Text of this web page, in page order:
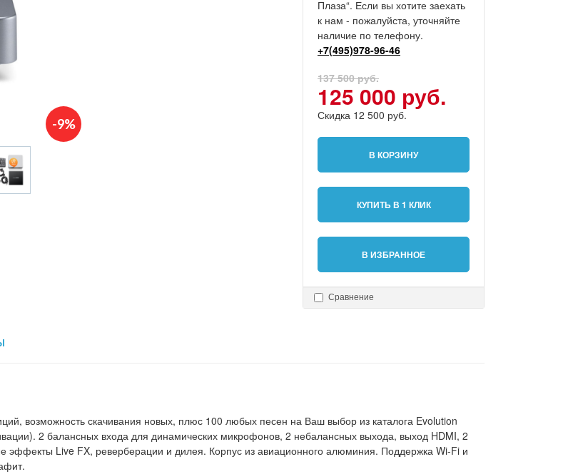
-9%
Плаза“. Если вы хотите заехать
к нам - пожалуйста, уточняйте
наличие по телефону.
+7(495)978-96-46
137 500 руб.
125 000 руб.
Скидка 12 500 руб.
В КОРЗИНУ
КУПИТЬ В 1 КЛИК
В ИЗБРАННОЕ
Сравнение
возможность скачивания новых, плюс 100 любых песен на Ваш выбор из каталога Evolution
2 балансных входа для динамических микрофонов, 2 небалансных выхода, выход HDMI, 2
Live FX, реверберации и дилея. Корпус из авиационного алюминия. Поддержка Wi-Fi и